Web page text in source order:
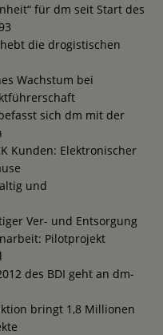
für dm seit Start des
die drogistischen
Wachstum bei
sich dm mit der
Kunden: Elektronischer
und
Ver- und Entsorgung
Pilotprojekt
des BDI geht an dm-
bringt 1,8 Millionen